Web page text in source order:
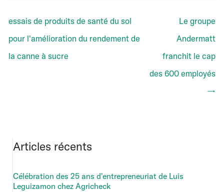
essais de produits de santé du sol
pour l'amélioration du rendement de
la canne à sucre
Le groupe
Andermatt
franchit le cap
des 600 employés
→
Articles récents
Célébration des 25 ans d'entrepreneuriat de Luis
Leguizamon chez Agricheck